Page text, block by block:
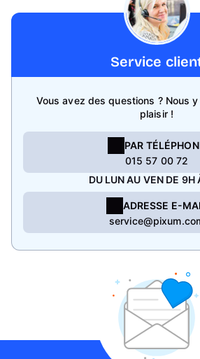
Service
Vous avez des questions ? Nous
plaisir !
PAR
015 57 00 72
DU LUN AU VEN DE 9H
ADRESSE E-